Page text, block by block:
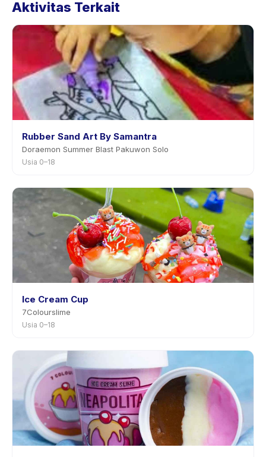
aplikasi. Kebanyakan penyedia mengizinkan
sebelumnya.
Aktivitas Terkait
Rubber Sand Art By Samantra
Doraemon Summer Blast Pakuwon Solo
Usia 0–18
Ice Cream Cup
7Colourslime
Usia 0–18